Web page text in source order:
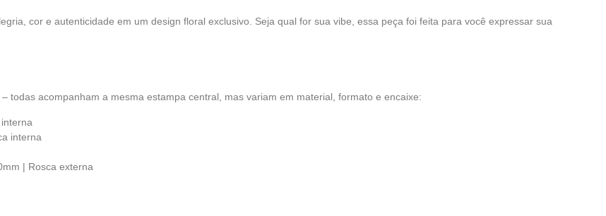
cor e autenticidade em um design floral exclusivo. Seja qual for sua vibe, essa peça foi feita para você expressar sua
todas acompanham a mesma estampa central, mas variam em material, formato e encaixe:
interna
| Rosca externa